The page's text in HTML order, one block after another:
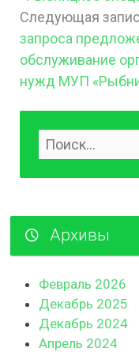
Следующая
запроса
обслуживание
нужд МУП
Архивы
Февраль 2026
Декабрь 2025
Декабрь 2024
Апрель 2024